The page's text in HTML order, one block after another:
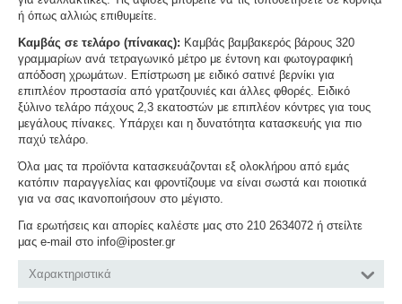
ή όπως αλλιώς επιθυμείτε.
Καμβάς σε τελάρο (πίνακας): Καμβάς βαμβακερός βάρους 320
γραμμαρίων ανά τετραγωνικό μέτρο με έντονη και φωτογραφική
απόδοση χρωμάτων. Επίστρωση με ειδικό σατινέ βερνίκι για
επιπλέον προστασία από γρατζουνιές και άλλες φθορές. Ειδικό
ξύλινο τελάρο πάχους 2,3 εκατοστών με επιπλέον κόντρες για τους
μεγάλους πίνακες. Υπάρχει και η δυνατότητα κατασκευής για πιο
παχύ τελάρο.
Όλα μας τα προϊόντα κατασκευάζονται εξ ολοκλήρου από εμάς
κατόπιν παραγγελίας και φροντίζουμε να είναι σωστά και ποιοτικά
για να σας ικανοποιήσουν στο μέγιστο.
Για ερωτήσεις και απορίες καλέστε μας στο 210 2634072 ή στείλτε
μας e-mail στο info@iposter.gr
Χαρακτηριστικά